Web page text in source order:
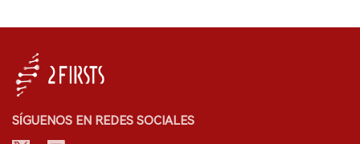
SÍGUENOS EN REDES SOCIALES